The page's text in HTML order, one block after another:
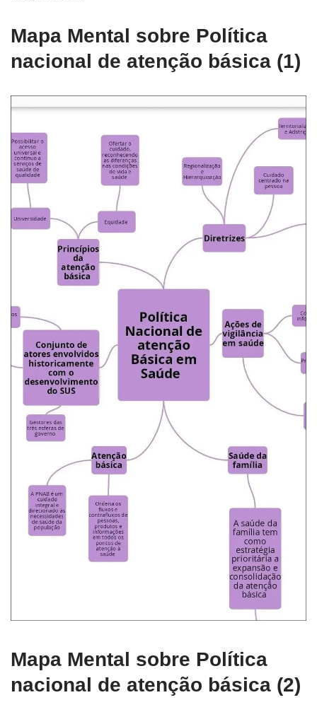
Mapa Mental sobre Política
nacional de atenção básica (1)
Mapa Mental sobre Política
nacional de atenção básica (2)